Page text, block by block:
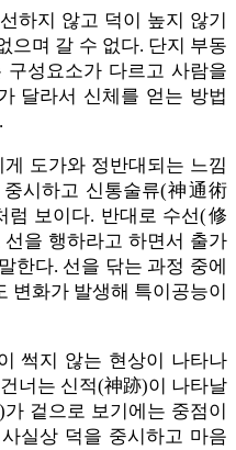
하지 않고 덕이 높지 않기
으며 갈 수 없다. 단지 부동
성요소가 다르고 사람을
달라서 신체를 얻는 방법
도가와 정반대되는 느낌
시하고 신통술류(神通術
럼 보이다. 반대로 수선(修
을 행하라고 하면서 출가
한다. 선을 닦는 과정 중에
변화가 발생해 특이공능이
썩지 않는 현상이 나타나
너는 신적(神跡)이 나타날
겉으로 보기에는 중점이
실상 덕을 중시하고 마음